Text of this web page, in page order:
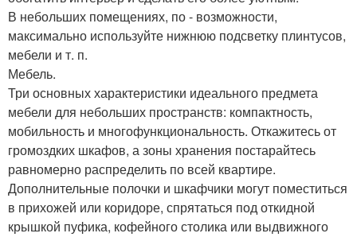
В небольших помещениях, по - возможности,
максимально используйте нижнюю подсветку плинтусов,
мебели и т. п.
Мебель.
Три основных характеристики идеального предмета
мебели для небольших пространств: компактность,
мобильность и многофункциональность. Откажитесь от
громоздких шкафов, а зоны хранения постарайтесь
равномерно распределить по всей квартире.
Дополнительные полочки и шкафчики могут поместиться
в прихожей или коридоре, спрятаться под откидной
крышкой пуфика, кофейного столика или выдвижного